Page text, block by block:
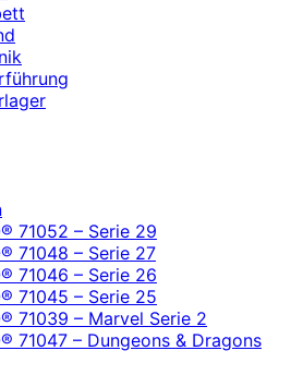
71052 – Serie 29
71048 – Serie 27
71046 – Serie 26
71045 – Serie 25
71039 – Marvel Serie 2
71047 – Dungeons & Dragons